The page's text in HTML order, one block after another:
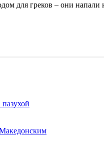
для греков – они напали